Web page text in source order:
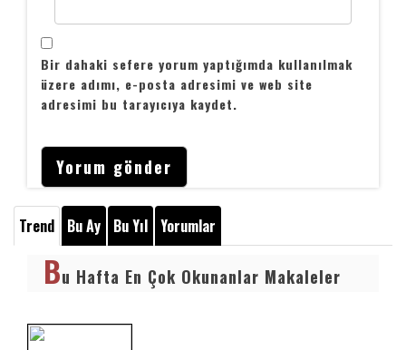
Bir dahaki sefere yorum yaptığımda kullanılmak
üzere adımı, e-posta adresimi ve web site
adresimi bu tarayıcıya kaydet.
Trend Bu Ay Bu Yıl Yorumlar
Bu Hafta En Çok Okunanlar Makaleler